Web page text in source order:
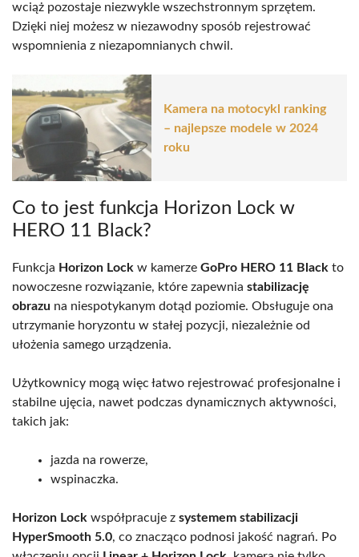
wciąż pozostaje niezwykle wszechstronnym sprzętem.
Dzięki niej możesz w niezawodny sposób rejestrować
wspomnienia z niezapomnianych chwil.
Kamera na motocykl ranking
– najlepsze modele w 2024
roku
Co to jest funkcja Horizon Lock w
HERO 11 Black?
Funkcja Horizon Lock w kamerze GoPro HERO 11 Black to
nowoczesne rozwiązanie, które zapewnia stabilizację
obrazu na niespotykanym dotąd poziomie. Obsługuje ona
utrzymanie horyzontu w stałej pozycji, niezależnie od
ułożenia samego urządzenia.
Użytkownicy mogą więc łatwo rejestrować profesjonalne i
stabilne ujęcia, nawet podczas dynamicznych aktywności,
takich jak:
jazda na rowerze,
wspinaczka.
Horizon Lock współpracuje z systemem stabilizacji
HyperSmooth 5.0, co znacząco podnosi jakość nagrań. Po